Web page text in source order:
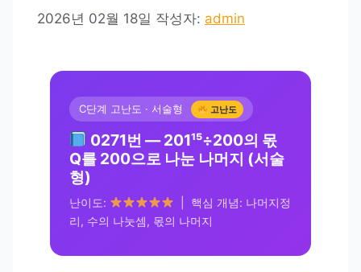
2026년 02월 18일 작성자: admin
C단계 고난도 · 서술형 고난도
0271번 — 201¹⁵÷200의 몫
Q를 200으로 나눈 나머지 (서술
형)
난이도:
| 핵심 개념: 나머지정
리, 수의 나눗셈, 몫의 나머지